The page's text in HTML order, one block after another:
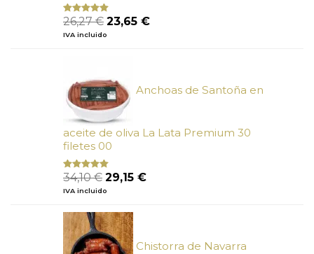
Valorado
con
5
26,27€ El
precio
23,65 €El
IVA incluido
Anchoas de Santoña en
aceite de oliva La Lata Premium 30
filetes 00
Valorado
con
de 5
34,10€ El
precio
era:
34,10 €.
29,15 €El
IVA incluido
Chistorra de Navarra